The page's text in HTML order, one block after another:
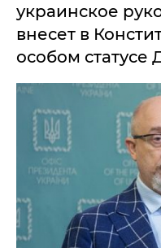
украинское
внесет в
особом статусе